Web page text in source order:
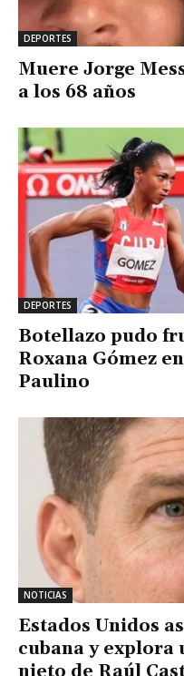
DEPORTES
Muere Jorge
a los 68 años
DEPORTES
Botellazo pudo
Roxana Gómez
Paulino
NOTICIAS
Estados Unidos
cubana y explora